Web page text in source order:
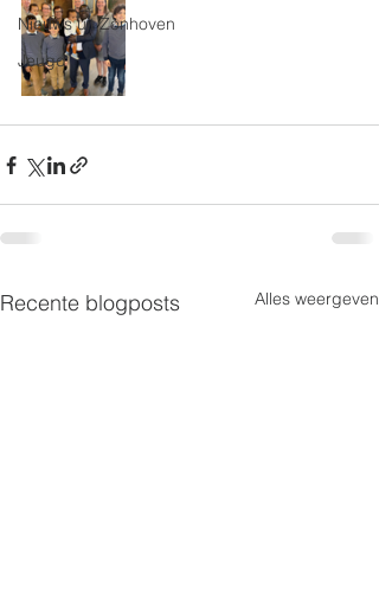
Nieuws uit Zonhoven
Jeugd
Recente blogposts Alles weergeven